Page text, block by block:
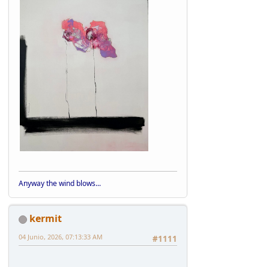
Anyway the wind blows...
kermit
#1111
04 Junio, 2026, 07:13:33 AM